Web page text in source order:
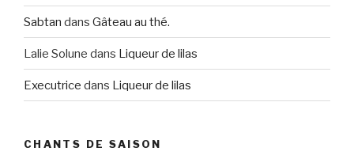
Sabtan dans Gâteau au thé.
Lalie Solune dans Liqueur de lilas
Executrice dans Liqueur de lilas
CHANTS DE SAISON